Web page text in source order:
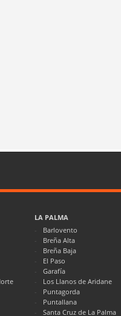
LA PALMA
Barlovento
Breña Alta
Breña Baja
El Paso
Garafía
Los Llanos de Aridane
Puntagorda
Puntallana
Santa Cruz de La Palma